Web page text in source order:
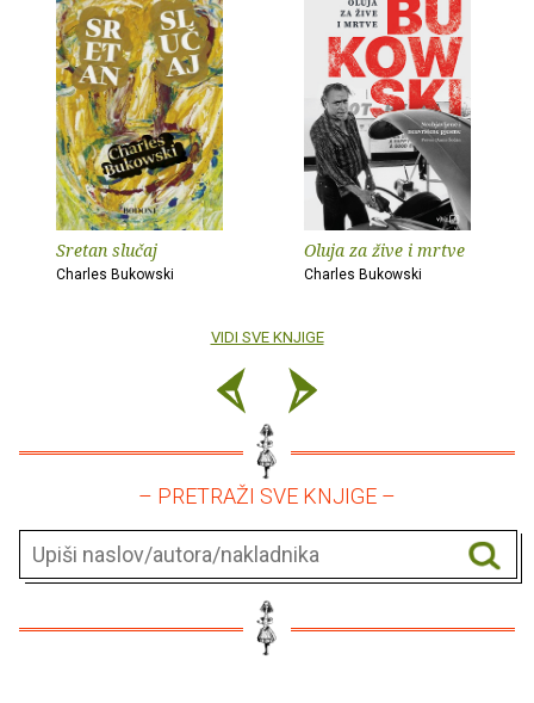
Sretan slučaj
Charles Bukowski
Oluja za žive i mrtve
Charles Bukowski
VIDI SVE KNJIGE
– PRETRAŽI SVE KNJIGE –